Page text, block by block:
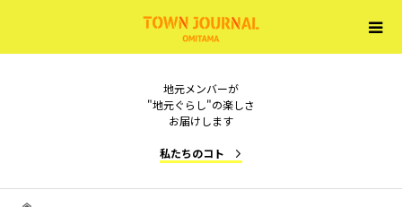
地元メンバーが
"地元ぐらし"の楽しさ
お届けします
私たちのコト